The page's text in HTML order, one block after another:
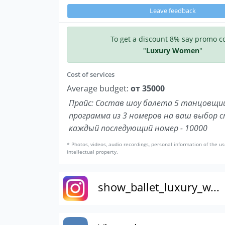
Leave feedback
To get a discount 8% say promo
"Luxury Women"
Cost of services
Average budget: от 35000
Прайс: Состав шоу балета 5
программа из 3 номеров на ваш выбор
каждый последующий номер - 10000
* Photos, videos, audio recordings, personal information of the
intellectual property.
show_ballet_luxury_w...